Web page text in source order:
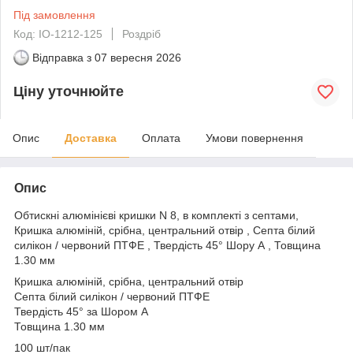
Під замовлення
Код: IO-1212-125
Роздріб
Відправка з 07 вересня 2026
Ціну уточнюйте
Опис Доставка Оплата Умови повернення
Опис
Обтискні алюмінієві кришки N 8, в комплекті з септами,
Кришка алюміній, срібна, центральний отвір , Септа білий
силікон / червоний ПТФЕ , Твердість 45° Шору А , Товщина
1.30 мм
Кришка алюміній, срібна, центральний отвір
Септа білий силікон / червоний ПТФЕ
Твердість 45° за Шором А
Товщина 1.30 мм
100 шт/пак